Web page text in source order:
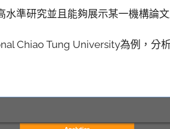
水準研究並且能夠展示某一機構論
Chiao Tung University為例，分